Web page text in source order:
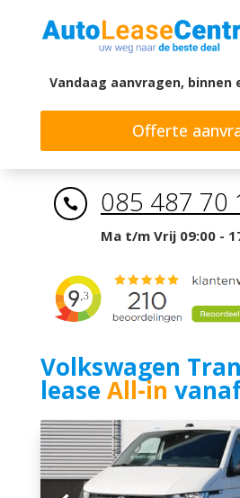
Vandaag aanvragen, binnen
Offerte
 085 487 70
Ma t/m Vrij 09:00 -
Volkswagen
lease All-in